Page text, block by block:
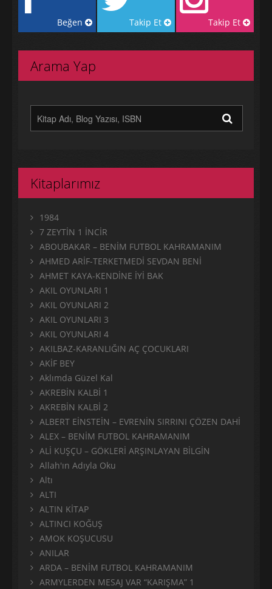
Beğen Takip Et Takip Et
Arama Yap
Kitaplarımız
1984
7 ZEYTİN 1 İNCİR
ABOUBAKAR – BENİM FUTBOL KAHRAMANIM
AHMED ARİF-TERKETMEDİ SEVDAN BENİ
AHMET KAYA-KENDİNE İYİ BAK
AKIL OYUNLARI 1
AKIL OYUNLARI 2
AKIL OYUNLARI 3
AKIL OYUNLARI 4
AKILBAZ-KARANLIĞIN AÇ ÇOCUKLARI
AKİF BEY
Aklımda Güzel Kal
AKREBİN KALBİ 1
AKREBİN KALBİ 2
ALBERT EİNSTEİN – EVRENİN SIRRINI ÇÖZEN DAHİ
ALEX – BENİM FUTBOL KAHRAMANIM
ALİ KUŞÇU – GÖKLERİ ARŞINLAYAN BİLGİN
Allah'ın Adıyla Oku
Altı
ALTI
ALTIN KİTAP
ALTINCI KOĞUŞ
AMOK KOŞUCUSU
ANILAR
ARDA – BENİM FUTBOL KAHRAMANIM
ARMYLERDEN MESAJ VAR “KARIŞMA” 1